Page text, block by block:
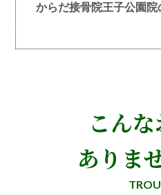
からだ接骨院王子公園院
こん
ありま